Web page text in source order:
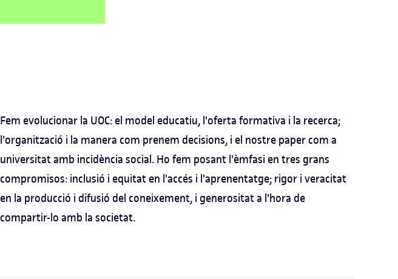
Fem evolucionar la UOC: el model educatiu, l'oferta formativa i la recerca;
l'organització i la manera com prenem decisions, i el nostre paper com a
universitat amb incidència social. Ho fem posant l'èmfasi en tres grans
compromisos: inclusió i equitat en l'accés i l'aprenentatge; rigor i veracitat
en la producció i difusió del coneixement, i generositat a l'hora de
compartir-lo amb la societat.